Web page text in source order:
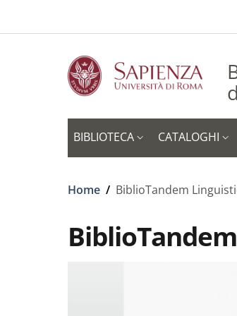
BIBLIOTECA CATALOGHI
Briciole di pane
Home / BiblioTandem